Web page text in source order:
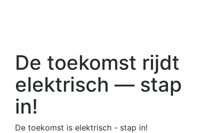
De toekomst rijdt
elektrisch — stap
in!
De toekomst is elektrisch - stap in!